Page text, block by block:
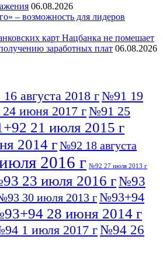
06.08.2026
– возможность для лидеров
карт Нацбанка не помешает
заработных плат 06.08.2026
августа 2018 г№91 19
июня 2017 г№91 25
21 июля 2015 г
2014 г№92 18 августа
2016 г №92 27 июля 2013 г
23 июля 2016 г№93
30 июля 2013 г№93+94
28 июня 2014 г
1 июля 2017 г№94 26